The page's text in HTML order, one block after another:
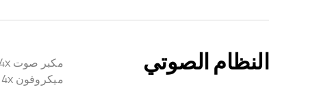
النظام الصوتي
مكبر صوت 4x
ميكروفون 4x